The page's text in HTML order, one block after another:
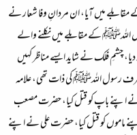
میں آیا، ان مردانِ وفا شعار نے
اللہﷺ کے مقابلے میں نکلنے والے
چشمِ فلک نے شاید ایسے مناظر کہیں
صرف رسول اللہﷺ کی ذات تھی، علامہ
نے اپنے باپ کو قتل کیا، حضرت مصعب
ماموں کو قتل کیا، حضرت علی نے اپنے